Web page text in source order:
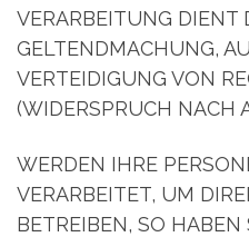
VERARBEITUNG DIENT
GELTENDMACHUNG,
VERTEIDIGUNG VON
(WIDERSPRUCH NACH
WERDEN IHRE
VERARBEITET, UM
BETREIBEN, SO HABEN